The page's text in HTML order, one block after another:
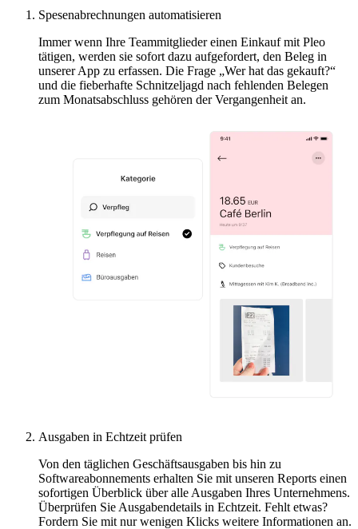
Spesenabrechnungen automatisieren
Immer wenn Ihre Teammitglieder einen Einkauf mit Pleo
tätigen, werden sie sofort dazu aufgefordert, den Beleg in
unserer App zu erfassen. Die Frage „Wer hat das gekauft?“
und die fieberhafte Schnitzeljagd nach fehlenden Belegen
zum Monatsabschluss gehören der Vergangenheit an.
Ausgaben in Echtzeit prüfen
Von den täglichen Geschäftsausgaben bis hin zu
Softwareabonnements erhalten Sie mit unseren Reports einen
sofortigen Überblick über alle Ausgaben Ihres Unternehmens.
Überprüfen Sie Ausgabendetails in Echtzeit. Fehlt etwas?
Fordern Sie mit nur wenigen Klicks weitere Informationen an.